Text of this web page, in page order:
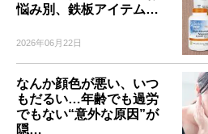
悩み別、鉄板アイテム…
2026年06月22日
なんか顔色が悪い、いつ
もだるい…年齢でも過労
でもない“意外な原因”が
隠…